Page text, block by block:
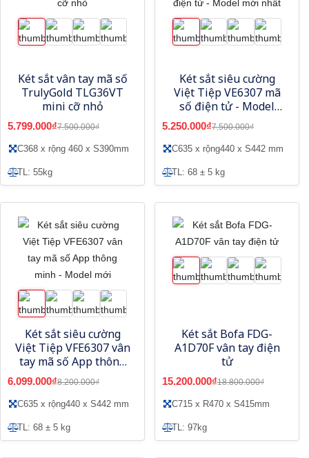
Két sắt vân tay mã số
TrulyGold TLG36VT
mini cỡ nhỏ
5.799.000₫7.500.000₫
C368 x rộng 460 x S390mm
TL: 55kg
Két sắt siêu cường
Việt Tiệp VE6307 mã
số điện tử - Model
mới nhất
5.250.000₫7.500.000₫
C635 x rộng440 x S442 mm
TL: 68 ± 5 kg
Két sắt siêu cường
Việt Tiệp VFE6307 vân
tay mã số App thông
minh - Model mới
6.099.000₫8.200.000₫
C635 x rộng440 x S442 mm
TL: 68 ± 5 kg
Két sắt Bofa FDG-
A1D70F vân tay điện
tử
15.200.000₫18.800.000₫
C715 x R470 x S415mm
TL: 97kg